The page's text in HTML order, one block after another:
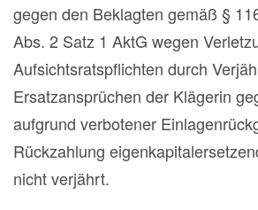
gegen den Beklagten gemäß §
Abs. 2 Satz 1 AktG wegen
Aufsichtsratspflichten durch
Ersatzansprüchen der Klägerin
aufgrund verbotener
Rückzahlung
nicht verjährt.